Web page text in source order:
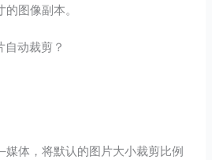
图像副本。
自动裁剪？
，将默认的图片大小裁剪比例